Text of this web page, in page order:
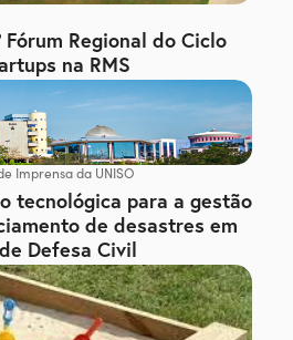
Fórum Regional do Ciclo
na RMS
Imprensa da UNISO
tecnológica para a gestão
de desastres em
Defesa Civil